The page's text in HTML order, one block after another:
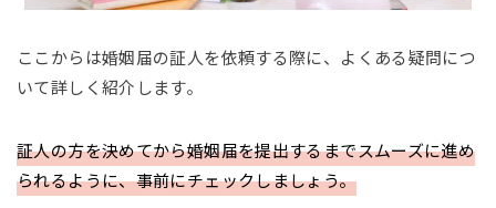
ここからは婚姻届の証人を依頼する際に、よくある疑問につ
いて詳しく紹介します。
証人の方を決めてから婚姻届を提出するまでスムーズに進め
られるように、事前にチェックしましょう。